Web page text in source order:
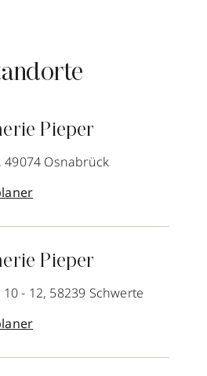
Pieper
49074 Osnabrück
Pieper
- 12, 58239 Schwerte